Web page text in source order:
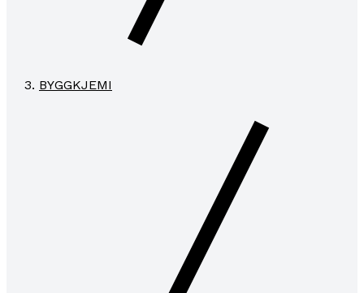
BYGGKJEMI